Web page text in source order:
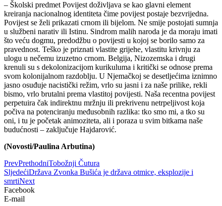
– Školski predmet Povijest doživljava se kao glavni element
kreiranja nacionalnog identiteta čime povijest postaje bezvrijedna.
Povijest se želi prikazati crnom ili bijelom. Ne smije postojati sumnja
u službeni narativ ili Istinu. Sindrom malih naroda je da moraju imati
što veću dogmu, predodžbu o povijesti u kojoj se borilo samo za
pravednost. Teško je priznati vlastite grijehe, vlastitu krivnju za
ulogu u nečemu izuzetno crnom. Belgija, Nizozemska i drugi
krenuli su s dekolonizacijom kurikuluma i kritički se odnose prema
svom kolonijalnom razdoblju. U Njemačkoj se desetljećima iznimno
jasno osuđuje nacistički režim, vrlo su jasni i za naše prilike, rekli
bismo, vrlo brutalni prema vlastitoj povijesti. Naša recentna povijest
perpetuira čak indirektnu mržnju ili prekrivenu netrpeljivost koja
počiva na potenciranju međusobnih razlika: tko smo mi, a tko su
oni, i tu je početak animoziteta, ali i poraza u svim bitkama naše
budućnosti – zaključuje Hajdarović.
(Novosti/Paulina Arbutina)
PrevPrethodniTobožnji Čutura
SljedećiDržava Zvonka Bušića je država otmice, eksplozije i
smrtiNext
Facebook
E-mail